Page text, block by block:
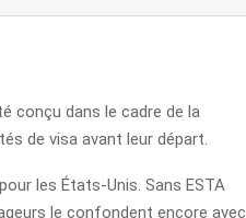
conçu dans le cadre de la
de visa avant leur départ.
les États-Unis. Sans ESTA
le confondent encore avec